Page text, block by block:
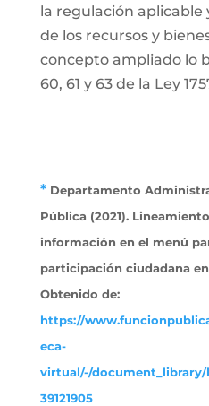
la regulación
de los recursos y
concepto ampliado lo
60, 61 y 63 de la Ley
*Departamento
Pública (2021).
información en el menú
participación ciudadana
Obtenido de:
https://
eca-
virtual/-/document_library/
39121905